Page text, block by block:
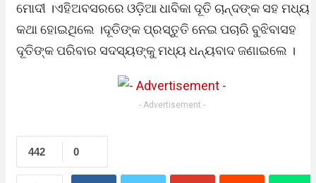
ମୋଦୀ ।ଏହିଅବସରରେ ଓଡ଼ିଆ ଧାବିକା ଦୂତି ଚାନ୍ଦଙ୍କ ସହ ମଧ୍ୟ
କଥା ହୋଇଥିଲେ ।ଦୂତିଙ୍କ ପ୍ରସ୍ତୁତି ନେଇ ପଚାରି ବୁଝିବାସହ
ଦୂତିଙ୍କ ପରିବାର ସଦସ୍ୟଙ୍କୁ ମଧ୍ୟ ଧନ୍ୟବାଦ ଜଣାଇଲେ ।
- Advertisement -
0
442